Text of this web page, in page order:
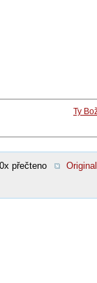
Ty
přečteno
Original